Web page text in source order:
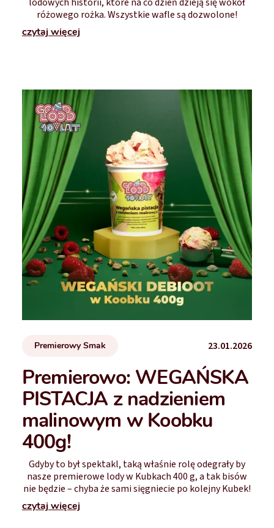
różowego rożka. Wszystkie wafle są dozwolone!
czytaj więcej
Premierowy Smak 23.01.2026
Premierowo: WEGAŃSKA
PISTACJA z nadzieniem
malinowym w Koobku
400g!
Gdyby to był spektakl, taką właśnie rolę odegrały by
nasze premierowe lody w Kubkach 400 g, a tak bisów
nie będzie – chyba że sami sięgniecie po kolejny Kubek!
czytaj więcej